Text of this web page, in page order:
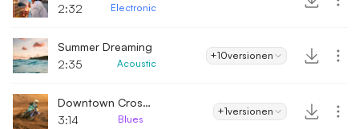
2:32
Electronic
Summer Dreaming
2:35
Acoustic
+10versionen
Downtown Crossroads
3:14
Blues
+1versionen